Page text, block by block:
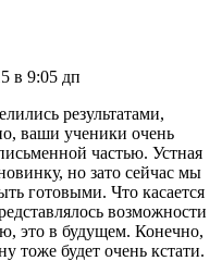
в 9:05 дп
результатами,
ваши ученики очень
частью. Устная
но зато сейчас мы
готовыми. Что касается
возможности
это в будущем. Конечно,
тоже будет очень кстати.